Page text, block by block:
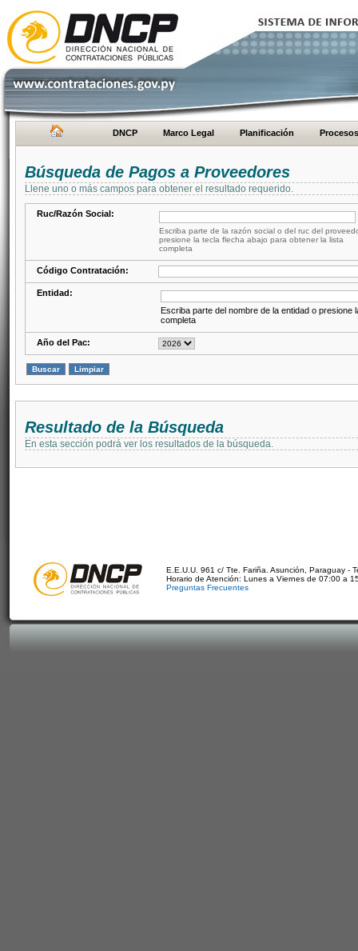
DNCP Marco Legal Planificación Procesos
Búsqueda de Pagos a Proveedores
Llene uno o más campos para obtener el resultado requerido.
Ruc/Razón Social:
Escriba parte de la razón social o del ruc del
presione la tecla flecha abajo para obtener la lista
completa
Código Contratación:
Entidad:
Escriba parte del nombre de la entidad o presione
completa
Año del Pac:
Resultado de la Búsqueda
En esta sección podrá ver los resultados de la búsqueda.
E.E.U.U. 961 c/ Tte. Fariña. Asunción, Paraguay -
Horario de Atención: Lunes a Viernes de 07:00 a
Preguntas Frecuentes